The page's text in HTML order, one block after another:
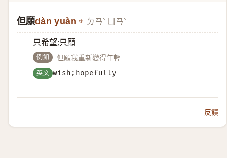
但願dàn yuàn ㄉㄢˋ ㄩㄢˋ
只希望;只願
例如 但願我重新變得年輕
英文 wish;hopefully
反饋